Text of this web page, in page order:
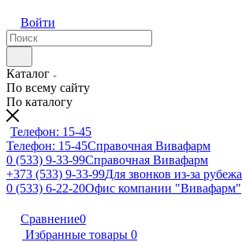
Войти
Каталог
По всему сайту
По каталогу
Телефон: 15-45
Телефон: 15-45Справочная Вивафарм
0 (533) 9-33-99Справочная Вивафарм
+373 (533) 9-33-99Для звонков из-за рубежа
0 (533) 6-22-20Офис компании "Вивафарм"
Сравнение0
Избранные товары 0